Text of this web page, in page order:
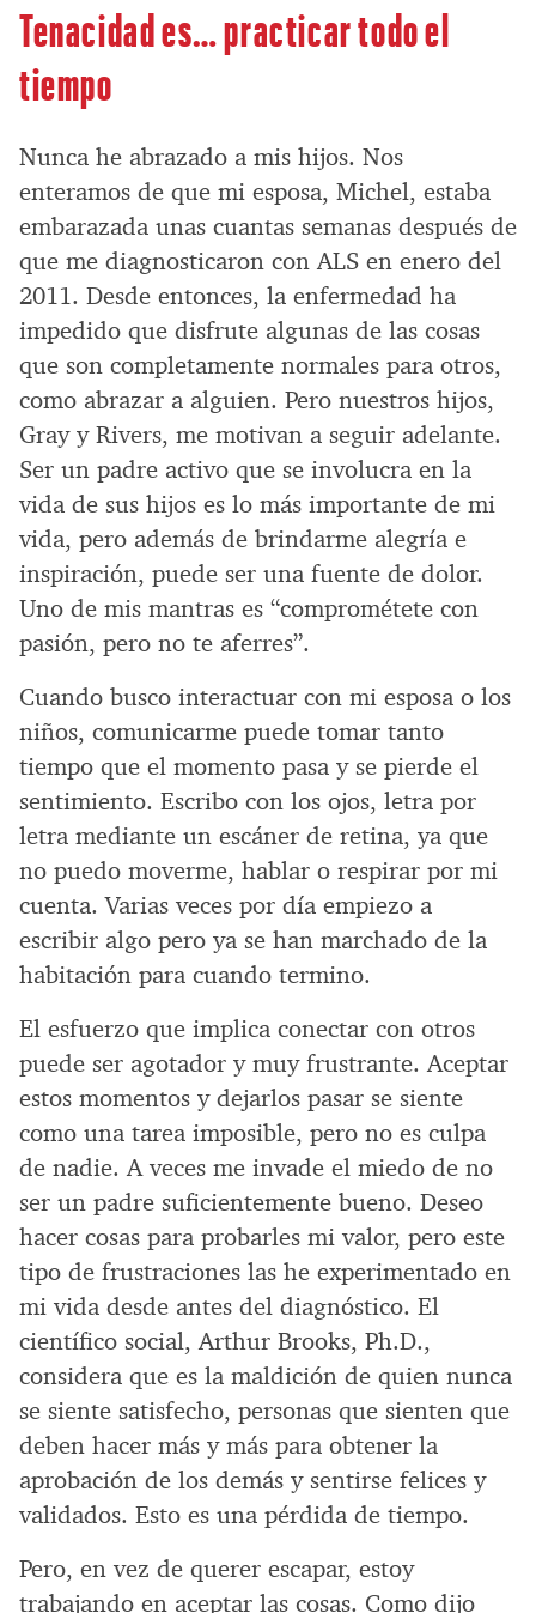
Tenacidad es… practicar todo el
tiempo
Nunca he abrazado a mis hijos. Nos
enteramos de que mi esposa, Michel, estaba
embarazada unas cuantas semanas después de
que me diagnosticaron con ALS en enero del
2011. Desde entonces, la enfermedad ha
impedido que disfrute algunas de las cosas
que son completamente normales para otros,
como abrazar a alguien. Pero nuestros hijos,
Gray y Rivers, me motivan a seguir adelante.
Ser un padre activo que se involucra en la
vida de sus hijos es lo más importante de mi
vida, pero además de brindarme alegría e
inspiración, puede ser una fuente de dolor.
Uno de mis mantras es “comprométete con
pasión, pero no te aferres”.
Cuando busco interactuar con mi esposa o los
niños, comunicarme puede tomar tanto
tiempo que el momento pasa y se pierde el
sentimiento. Escribo con los ojos, letra por
letra mediante un escáner de retina, ya que
no puedo moverme, hablar o respirar por mi
cuenta. Varias veces por día empiezo a
escribir algo pero ya se han marchado de la
habitación para cuando termino.
El esfuerzo que implica conectar con otros
puede ser agotador y muy frustrante. Aceptar
estos momentos y dejarlos pasar se siente
como una tarea imposible, pero no es culpa
de nadie. A veces me invade el miedo de no
ser un padre suficientemente bueno. Deseo
hacer cosas para probarles mi valor, pero este
tipo de frustraciones las he experimentado en
mi vida desde antes del diagnóstico. El
científico social, Arthur Brooks, Ph.D.,
considera que es la maldición de quien nunca
se siente satisfecho, personas que sienten que
deben hacer más y más para obtener la
aprobación de los demás y sentirse felices y
validados. Esto es una pérdida de tiempo.
Pero, en vez de querer escapar, estoy
trabajando en aceptar las cosas. Como dijo